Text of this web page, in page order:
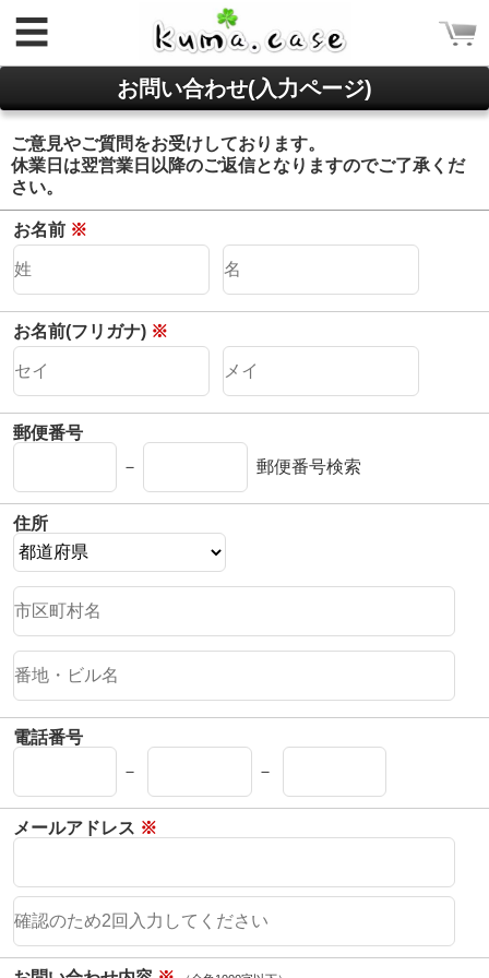
ログイン
CATEGORY
ホーム
Rakuma iPhone ケース
Rakuma 高品質 財布
iPhoneケース
カップル人気
AirPodsケース
ケースDIY
新商品
アクセサリ
セール
FOLLOW US
Instagram: kumacase_jp
Instagram: kumacasestore
☰
お問い合わせ(入力ページ)
ご意見やご質問をお受けしております。
休業日は翌営業日以降のご返信となりますのでご了承くだ
さい。
お名前 ※
お名前(フリガナ) ※
郵便番号
－
郵便番号検索
住所
電話番号
－
－
メールアドレス ※